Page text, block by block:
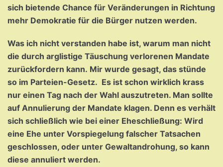
sich bietende Chance für Veränderungen in Richtung
mehr Demokratie für die Bürger nutzen werden.
Was ich nicht verstanden habe ist, warum man nicht
die durch arglistige Täuschung verlorenen Mandate
zurückfordern kann. Mir wurde gesagt, das stünde
so im Parteien-Gesetz. Es ist schon wirklich krass
nur einen Tag nach der Wahl auszutreten. Man sollte
auf Annulierung der Mandate klagen. Denn es verhält
sich schließlich wie bei einer Eheschließung: Wird
eine Ehe unter Vorspiegelung falscher Tatsachen
geschlossen, oder unter Gewaltandrohung, so kann
diese annuliert werden.